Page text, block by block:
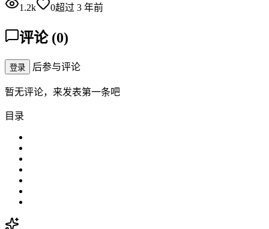
1.2k
0超过 3 年前
评论 (0)
登录 后参与评论
暂无评论，来发表第一条吧
目录